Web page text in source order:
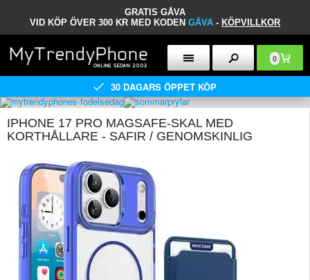
GRATIS GÅVA
VID KÖP ÖVER 300 KR MED KODEN GÅVA - KÖPVILLKOR
0
30 DAGARS ÖPPET KÖP
IPHONE 17 PRO MAGSAFE-SKAL MED
KORTHÅLLARE - SAFIR / GENOMSKINLIG